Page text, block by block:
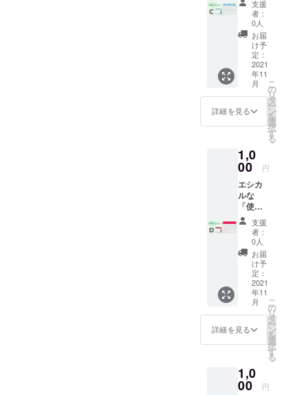
カレン
ダー」C
タイ
プ 1冊
※お届け
は、11
月下旬
を予定
してお
りま
す。 一
般販売
格：
1,320円
支援
者：
0人
お届
け予
定：
2021
年11
月
詳細を見る
こ
の
リ
タ
ー
ン
を
選
択
す
る
1,0
00 円
エシカ
ルな
「使え
る卓上
カレン
ダー」D
タイ
プ 1冊
※お届け
は、11
月下旬
を予定
してお
りま
す。 一
般販売
格：
1,320円
支援
者：
0人
お届
け予
定：
2021
年11
月
詳細を見る
こ
の
リ
タ
ー
ン
を
選
択
す
る
1,0
00 円